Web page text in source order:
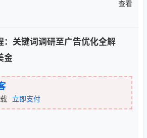
查看
：关键词调研至广告优化全解
金
立即支付